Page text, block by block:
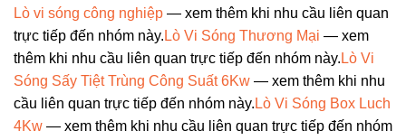
Lò vi sóng công nghiệp — xem thêm khi nhu cầu liên quan
trực tiếp đến nhóm này. Lò Vi Sóng Thương Mại — xem
thêm khi nhu cầu liên quan trực tiếp đến nhóm này. Lò Vi
Sóng Sấy Tiệt Trùng Công Suất 6Kw — xem thêm khi nhu
cầu liên quan trực tiếp đến nhóm này. Lò Vi Sóng Box Luch
4Kw — xem thêm khi nhu cầu liên quan trực tiếp đến nhóm